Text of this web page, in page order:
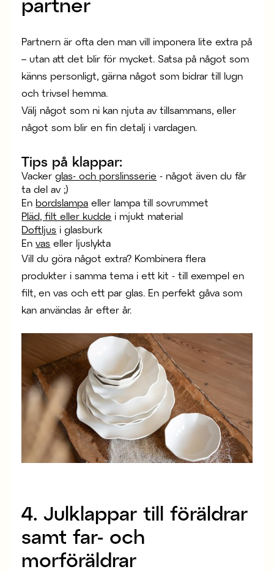
Partnern är ofta den man vill imponera lite extra på
– utan att det blir för mycket. Satsa på något som
känns personligt, gärna något som bidrar till lugn
och trivsel hemma.
Välj något som ni kan njuta av tillsammans, eller
något som blir en fin detalj i vardagen.
Tips på klappar:
Vackerglas- och porslinsserie - något även du får
ta del av ;)
En bordslampa eller lampa till sovrummet
Pläd, filt eller kudde i mjukt material
Doftljus i glasburk
Envas eller ljuslykta
Vill du göra något extra? Kombinera flera
produkter i samma tema i ett kit - till exempel en
filt, en vas och ett par glas. En perfekt gåva som
kan användas år efter år.
4. Julklappar till föräldrar
samt far- och
morföräldrar